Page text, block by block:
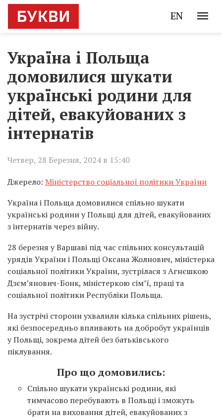
EN
Україна і Польща
домовилися шукати
українські родини для
дітей, евакуйованих з
інтернатів
Четвер, 28 Березня, 2024 в 15:40
Джерело: Міністерство соціальної політики України
Україна і Польща домовилися спільно шукати
українські родини у Польщі для дітей, евакуйованих
з інтернатів через війну.
28 березня у Варшаві під час спільних консультацій
урядів України і Польщі Оксана Жолнович, міністерка
соціальної політики України, зустрілася з Агнєшкою
Дзєм’янович-Бонк, міністеркою сім’ї, праці та
соціальної політики Республіки Польща.
На зустрічі сторони ухвалили кілька спільних рішень,
які безпосередньо впливають на добробут українців
у Польщі, зокрема дітей без батьківського
піклування.
Про що домовились:
Спільно шукати українські родини, які
тимчасово перебувають в Польщі і зможуть
брати на виховання дітей, евакуйованих з